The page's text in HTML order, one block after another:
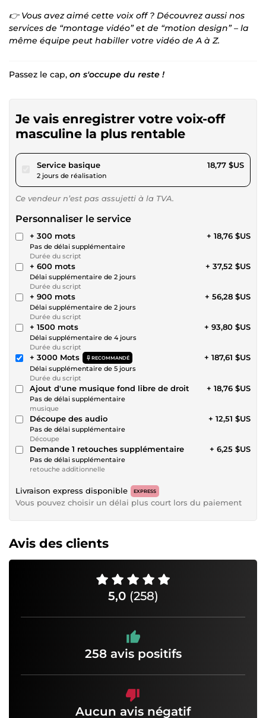
👉 Vous avez aimé cette voix off ? Découvrez aussi nos
services de “montage vidéo” et de “motion design” – la
même équipe peut habiller votre vidéo de A à Z.
Passez le cap, on s'occupe du reste !
Je vais enregistrer votre voix-off
masculine la plus rentable
Service basiquepour 17,29 $US
2 jours de réalisation
18,77 $US
Ce vendeur n’est pas assujetti à la TVA.
Personnaliser le service
+ 300 mots
Pas de délai supplémentaire
Durée du script
+ 18,76 $US
+ 600 mots
Délai supplémentaire de 2 jours
Durée du script
+ 37,52 $US
+ 900 mots
Délai supplémentaire de 2 jours
Durée du script
+ 56,28 $US
+ 1500 mots
Délai supplémentaire de 4 jours
Durée du script
+ 93,80 $US
+ 3000 Mots RECOMMANDÉ
Délai supplémentaire de 5 jours
Durée du script
+ 187,61 $US
Ajout d'une musique fond libre de droit
Pas de délai supplémentaire
musique
+ 18,76 $US
Découpe des audio
Pas de délai supplémentaire
Découpe
+ 12,51 $US
Demande 1 retouches supplémentaire
Pas de délai supplémentaire
retouche additionnelle
+ 6,25 $US
Livraison express disponible EXPRESS
Vous pouvez choisir un délai plus court lors du paiement
Avis des clients
5,0 (258)
258 avis positifs
Aucun avis négatif